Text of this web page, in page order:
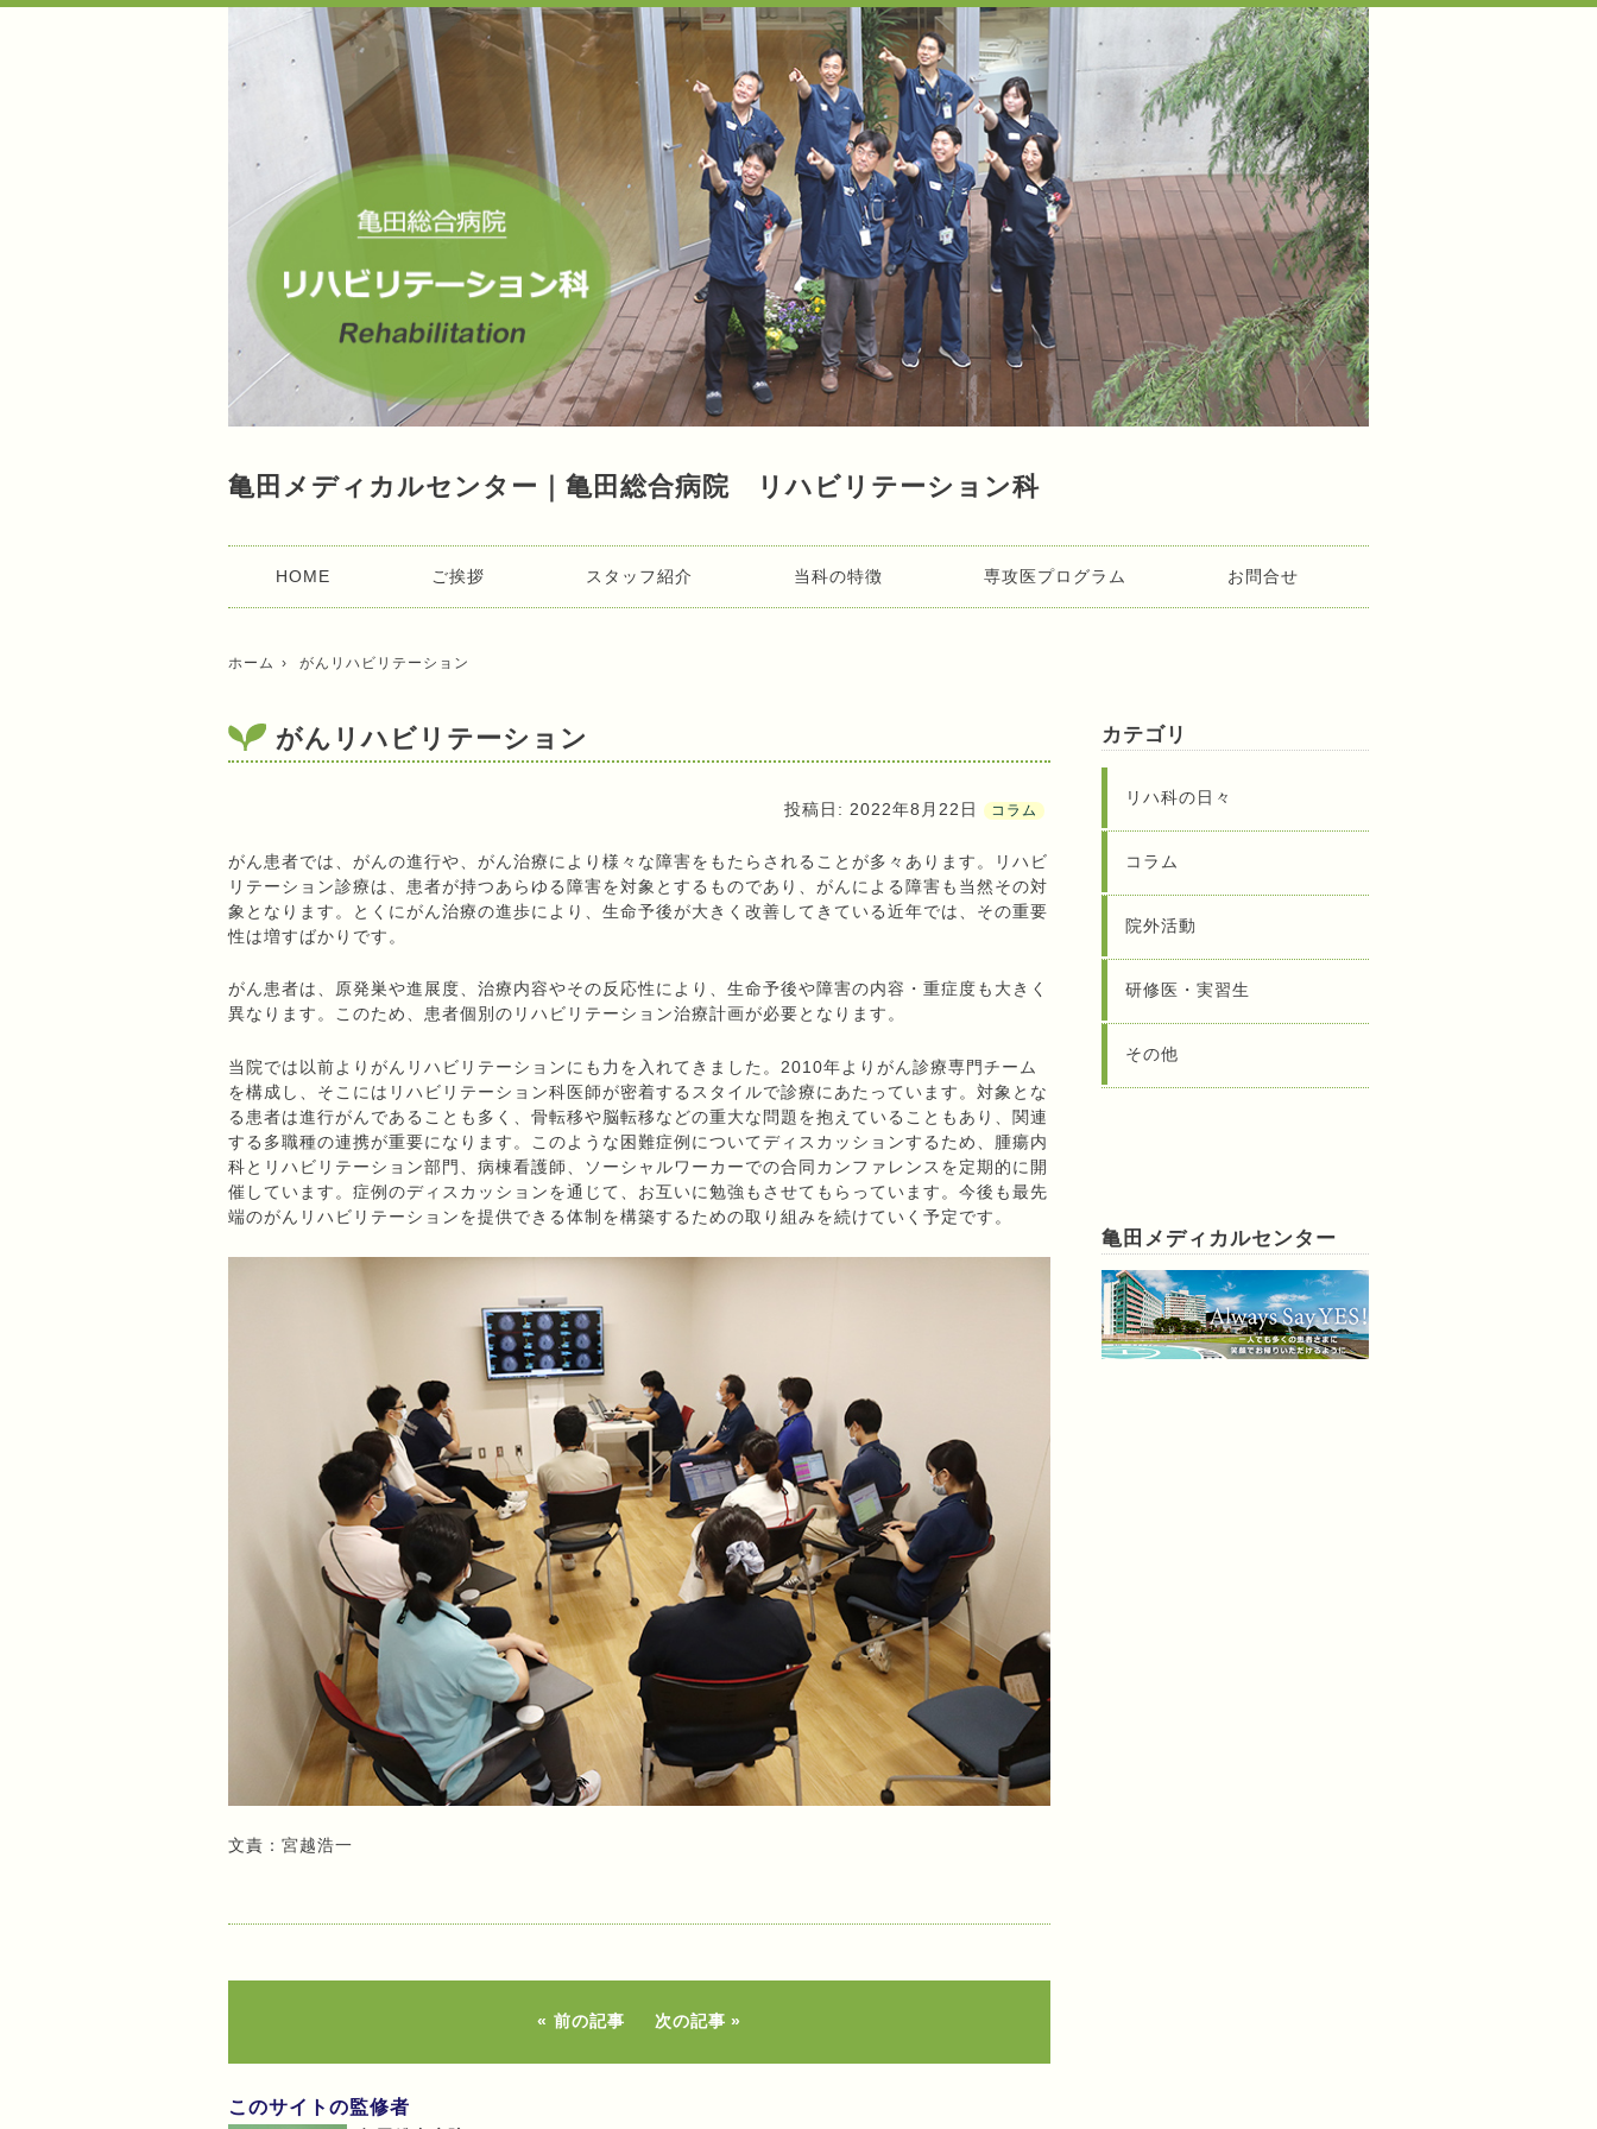
亀田メディカルセンター｜亀田総合病院 リハビリテーション科
HOME ご挨拶 スタッフ紹介 当科の特徴 専攻医プログラム お問合せ
ホーム がんリハビリテーション
がんリハビリテーション
投稿日: 2022年8月22日 コラム
がん患者では、がんの進行や、がん治療により様々な障害をもたらされることが多々あります。リハビ
リテーション診療は、患者が持つあらゆる障害を対象とするものであり、がんによる障害も当然その対
象となります。とくにがん治療の進歩により、生命予後が大きく改善してきている近年では、その重要
性は増すばかりです。
がん患者は、原発巣や進展度、治療内容やその反応性により、生命予後や障害の内容・重症度も大きく
異なります。このため、患者個別のリハビリテーション治療計画が必要となります。
当院では以前よりがんリハビリテーションにも力を入れてきました。2010年よりがん診療専門チーム
を構成し、そこにはリハビリテーション科医師が密着するスタイルで診療にあたっています。対象とな
る患者は進行がんであることも多く、骨転移や脳転移などの重大な問題を抱えていることもあり、関連
する多職種の連携が重要になります。このような困難症例についてディスカッションするため、腫瘍内
科とリハビリテーション部門、病棟看護師、ソーシャルワーカーでの合同カンファレンスを定期的に開
催しています。症例のディスカッションを通じて、お互いに勉強もさせてもらっています。今後も最先
端のがんリハビリテーションを提供できる体制を構築するための取り組みを続けていく予定です。
文責：宮越浩一
前の記事 次の記事
このサイトの監修者
カテゴリ
リハ科の日々
コラム
院外活動
研修医・実習生
その他
亀田メディカルセンター